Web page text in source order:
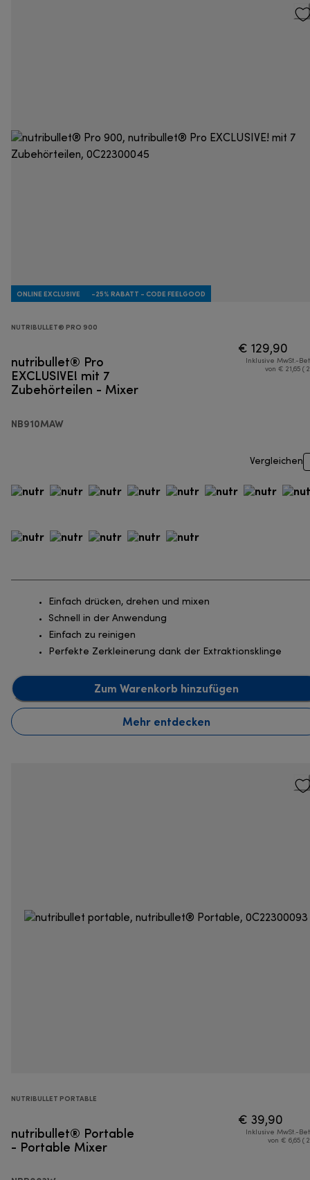
ONLINE EXCLUSIVE -25% RABATT - CODE FEELGOOD
NUTRIBULLET® PRO 900
nutribullet® Pro
EXCLUSIVE! mit 7
Zubehörteilen - Mixer
NB910MAW
€ 129,90
Inklusive MwSt.-
von € 21,65 (
Vergleichen
Einfach drücken, drehen und mixen
Schnell in der Anwendung
Einfach zu reinigen
Perfekte Zerkleinerung dank der Extraktionsklinge
Zum Warenkorb hinzufügen
Mehr entdecken
NUTRIBULLET PORTABLE
nutribullet® Portable
- Portable Mixer
€ 39,90
Inklusive MwSt.-
von € 6,65 (